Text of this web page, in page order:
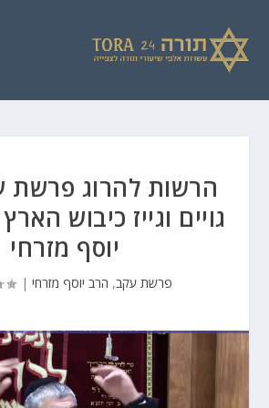
הרשות להרוג פרשת
גויים וגייז כיבוש
יוסף מזרחי
פרשת עקב, הרב יוסף מזרחי |